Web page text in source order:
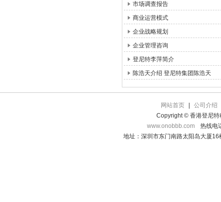
市场调查报告
商业运营模式
企业战略规划
企业管理咨询
登尼特李萍简介
陈浩天介绍 登尼特集团陈浩天
网站首页
公司介绍
Copyright © 香港登尼特
www.onobbb.com
热线电
地址：深圳市东门南路太阳岛大厦